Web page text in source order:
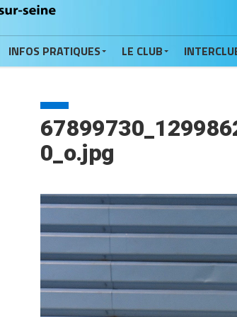
INFOS PRATIQUES LE CLUB
0_o.jpg